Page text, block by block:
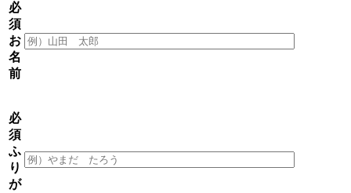
必
須
お
名
前
必
須
ふ
り
が